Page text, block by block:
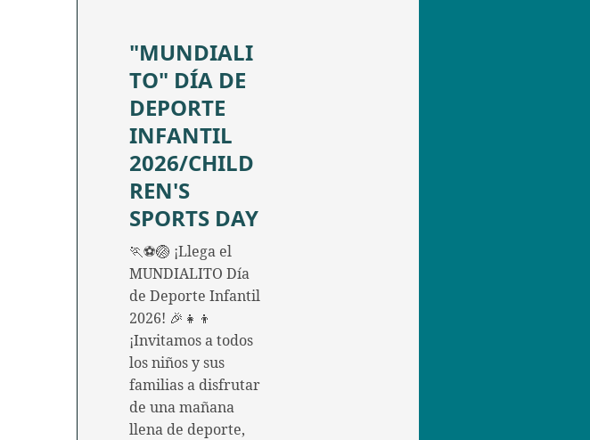
"MUNDIALI
TO" DÍA DE
DEPORTE
INFANTIL
2026/CHILD
REN'S
SPORTS DAY
🏃⚽🏐 ¡Llega el
MUNDIALITO Día
de Deporte Infantil
2026! 🎉👧👦
¡Invitamos a todos
los niños y sus
familias a disfrutar
de una mañana
llena de deporte,